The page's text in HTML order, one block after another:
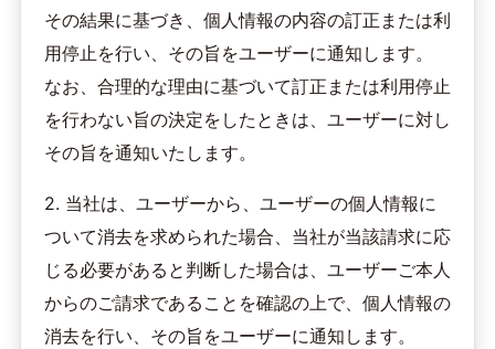
その結果に基づき、個人情報の内容の訂正または利
用停止を行い、その旨をユーザーに通知します。
なお、合理的な理由に基づいて訂正または利用停止
を行わない旨の決定をしたときは、ユーザーに対し
その旨を通知いたします。
2. 当社は、ユーザーから、ユーザーの個人情報に
ついて消去を求められた場合、当社が当該請求に応
じる必要があると判断した場合は、ユーザーご本人
からのご請求であることを確認の上で、個人情報の
消去を行い、その旨をユーザーに通知します。